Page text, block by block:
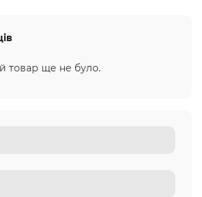
товар ще не було.